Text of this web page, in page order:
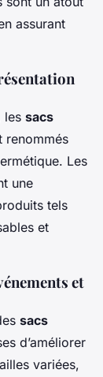
assurant
les sacs
renommés
Les
une
tels
et
et
sacs
d’améliorer
variées,